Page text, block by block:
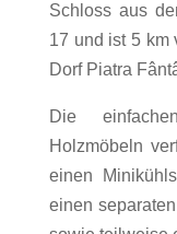
Schloss aus
17 und ist 5 km
Dorf Piatra
Die
Holzmöbeln
einen
einen